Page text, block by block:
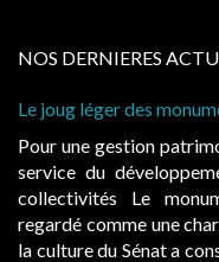
NOS DERNIERES
Le joug léger des
Pour une gestion
service du
collectivités Le
regardé comme une
la culture du Sénat a